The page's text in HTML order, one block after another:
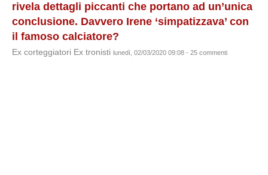
rivela dettagli piccanti che portano ad un’unica
conclusione. Davvero Irene ‘simpatizzava’ con
il famoso calciatore?
Ex corteggiatori Ex tronisti lunedì, 02/03/2020 09:08 - 25 commenti